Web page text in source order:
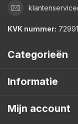
KVK nummer:
Categorieën
Informatie
Mijn account